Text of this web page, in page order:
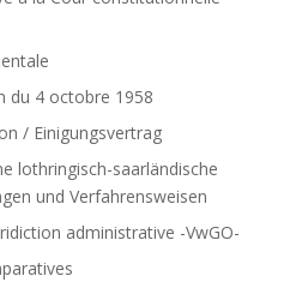
du 4 octobre 1958
/ Einigungsvertrag
lothringisch-saarländische
und Verfahrensweisen
administrative -VwGO-